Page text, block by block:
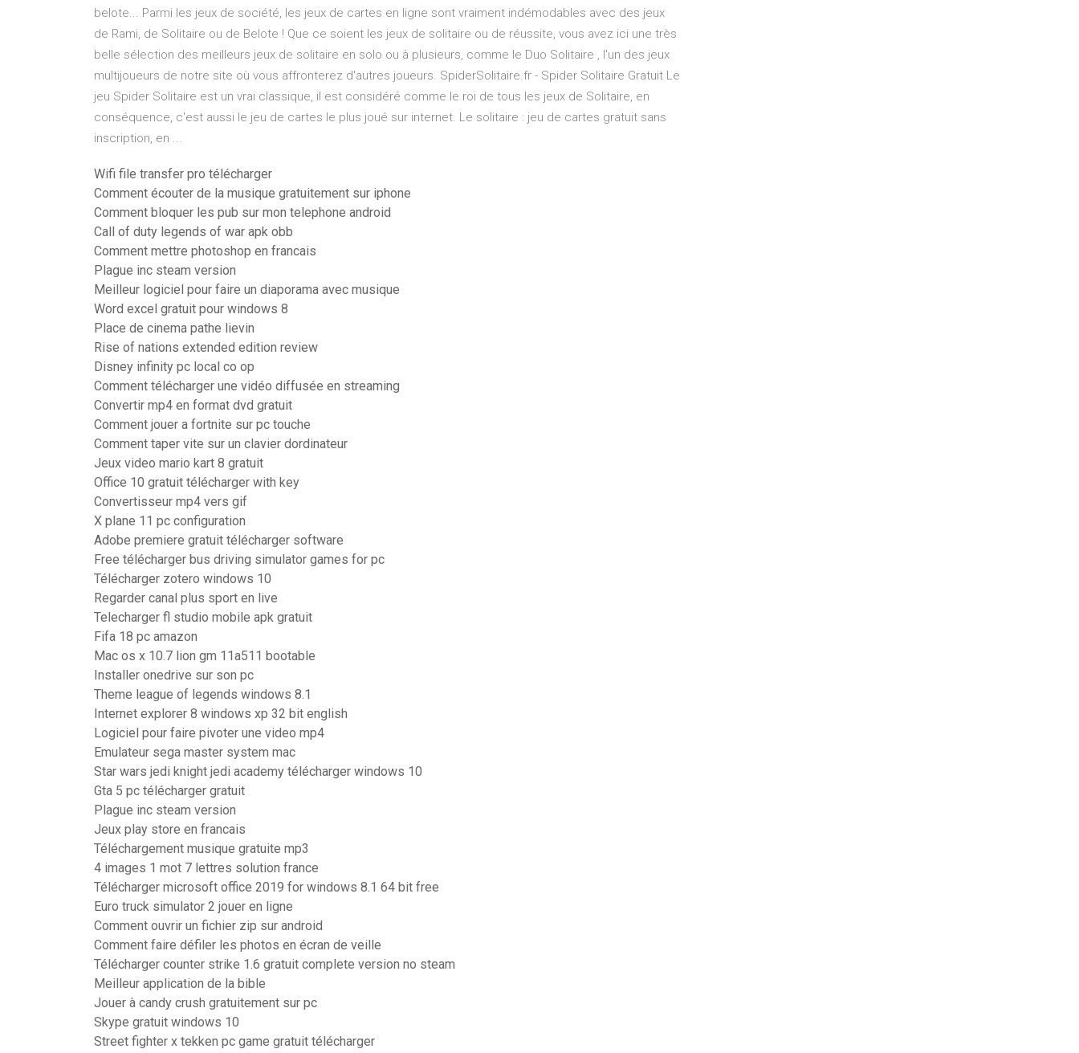
belote... Parmi les jeux de société, les jeux de cartes en ligne sont vraiment indémodables avec des jeux
de Rami, de Solitaire ou de Belote ! Que ce soient les jeux de solitaire ou de réussite, vous avez ici une très
belle sélection des meilleurs jeux de solitaire en solo ou à plusieurs, comme le Duo Solitaire , l'un des jeux
multijoueurs de notre site où vous affronterez d'autres joueurs. SpiderSolitaire.fr - Spider Solitaire Gratuit Le
jeu Spider Solitaire est un vrai classique, il est considéré comme le roi de tous les jeux de Solitaire, en
conséquence, c'est aussi le jeu de cartes le plus joué sur internet. Le solitaire : jeu de cartes gratuit sans
inscription, en ...
Wifi file transfer pro télécharger
Comment écouter de la musique gratuitement sur iphone
Comment bloquer les pub sur mon telephone android
Call of duty legends of war apk obb
Comment mettre photoshop en francais
Plague inc steam version
Meilleur logiciel pour faire un diaporama avec musique
Word excel gratuit pour windows 8
Place de cinema pathe lievin
Rise of nations extended edition review
Disney infinity pc local co op
Comment télécharger une vidéo diffusée en streaming
Convertir mp4 en format dvd gratuit
Comment jouer a fortnite sur pc touche
Comment taper vite sur un clavier dordinateur
Jeux video mario kart 8 gratuit
Office 10 gratuit télécharger with key
Convertisseur mp4 vers gif
X plane 11 pc configuration
Adobe premiere gratuit télécharger software
Free télécharger bus driving simulator games for pc
Télécharger zotero windows 10
Regarder canal plus sport en live
Telecharger fl studio mobile apk gratuit
Fifa 18 pc amazon
Mac os x 10.7 lion gm 11a511 bootable
Installer onedrive sur son pc
Theme league of legends windows 8.1
Internet explorer 8 windows xp 32 bit english
Logiciel pour faire pivoter une video mp4
Emulateur sega master system mac
Star wars jedi knight jedi academy télécharger windows 10
Gta 5 pc télécharger gratuit
Plague inc steam version
Jeux play store en francais
Téléchargement musique gratuite mp3
4 images 1 mot 7 lettres solution france
Télécharger microsoft office 2019 for windows 8.1 64 bit free
Euro truck simulator 2 jouer en ligne
Comment ouvrir un fichier zip sur android
Comment faire défiler les photos en écran de veille
Télécharger counter strike 1.6 gratuit complete version no steam
Meilleur application de la bible
Jouer à candy crush gratuitement sur pc
Skype gratuit windows 10
Street fighter x tekken pc game gratuit télécharger